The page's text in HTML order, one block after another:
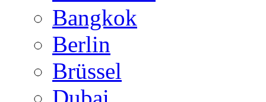
Bangkok
Berlin
Brüssel